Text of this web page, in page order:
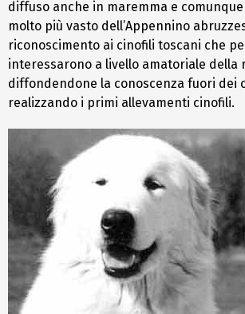
diffuso anche in maremma e
molto più vasto dell’Appennino
riconoscimento ai cinofili toscani che
interessarono a livello amatoriale della
diffondendone la conoscenza fuori dei
realizzando i primi allevamenti cinofili.